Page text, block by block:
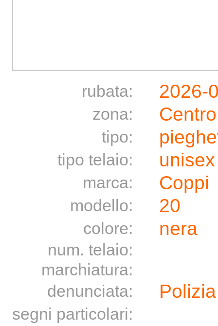
rubata: 2026-
zona:
tipo:
tipo telaio: unisex
marca: Coppi
modello: 20
colore: nera
num. telaio:
marchiatura:
denunciata:
segni particolari: